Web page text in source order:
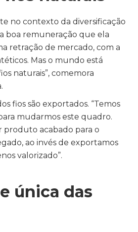
no contexto da diversificação
boa remuneração que ela
retração de mercado, com a
Mas o mundo está
naturais”, comemora
fios são exportados. “Temos
mudarmos este quadro.
produto acabado para o
ao invés de exportamos
valorizado”.
única das